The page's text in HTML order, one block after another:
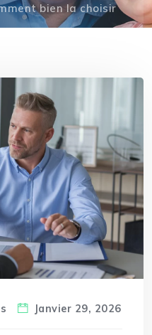
bien la choisir
Janvier 29, 2026